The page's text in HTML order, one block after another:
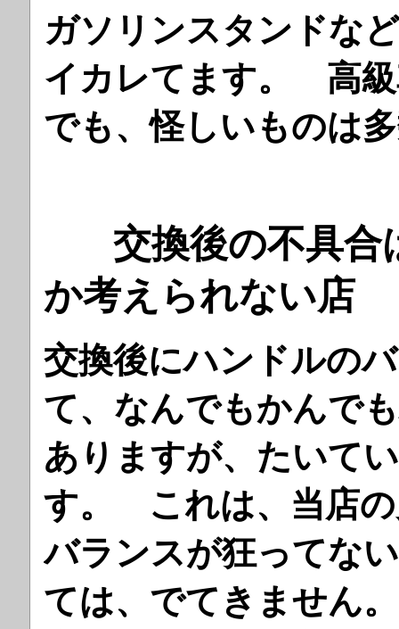
ガソリンスタンドな
イカレてます。 高級
でも、怪しいものは
交換後の不具
か考えられない店
交換後にハンドルの
て、なんでもかんで
ありますが、たいて
す。 これは、当店の
バランスが狂ってな
ては、でてきませ